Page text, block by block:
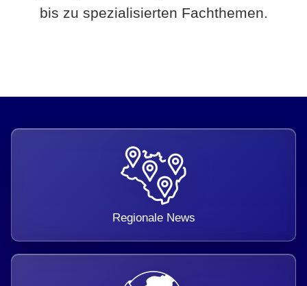
bis zu spezialisierten Fachthemen.
Regionale News